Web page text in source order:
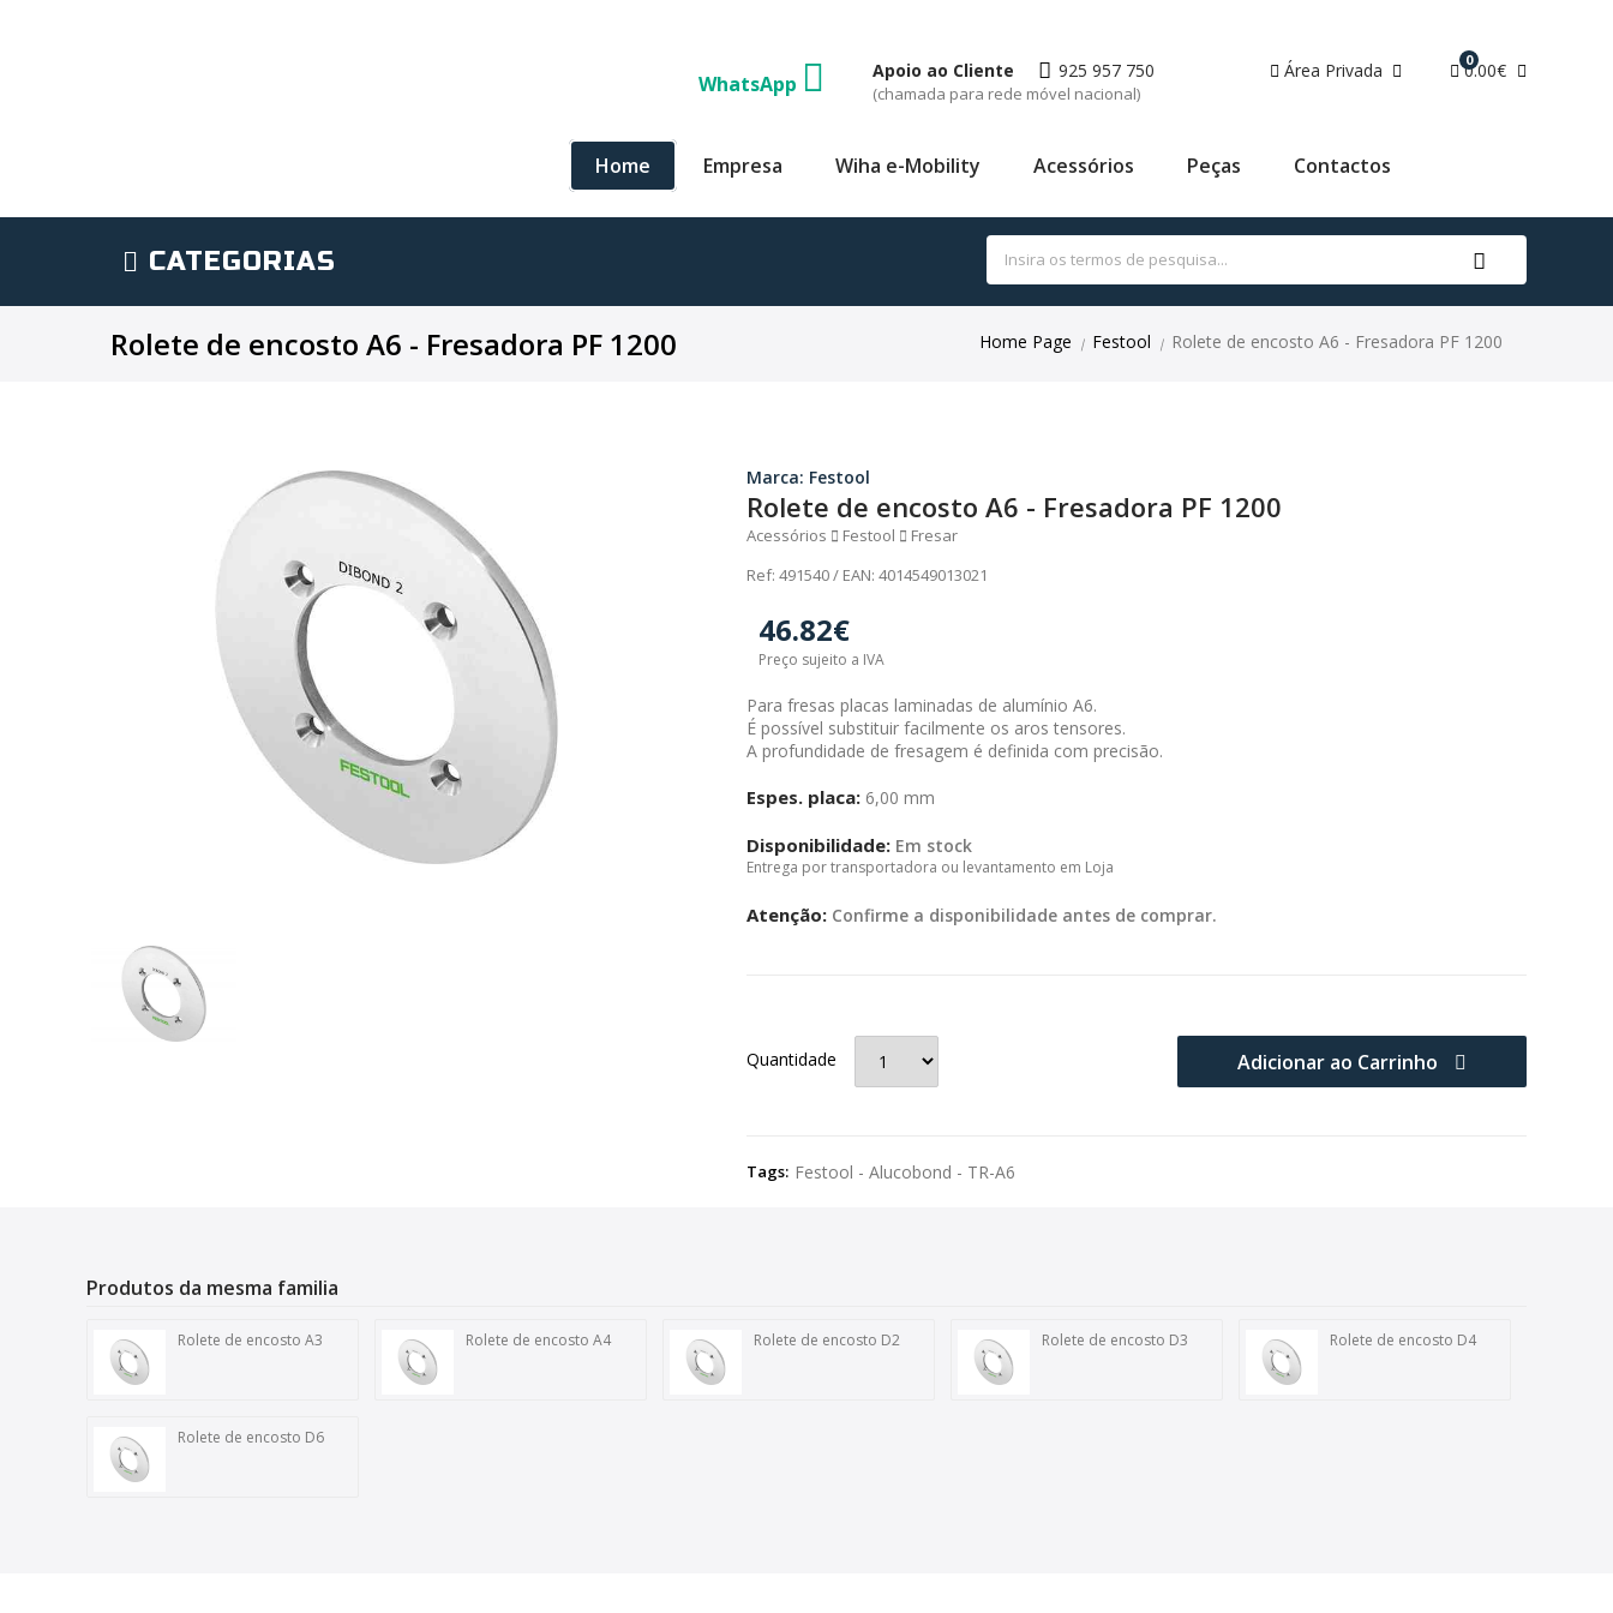
WhatsApp
Apoio ao Cliente 925 957 750
(chamada para rede móvel nacional)
Área Privada 0
0.00€
Home Empresa Wiha e-Mobility Acessórios Peças Contactos
CATEGORIAS
Home Page | Festool | Rolete de encosto A6 - Fresadora PF 1200
Rolete de encosto A6 - Fresadora PF 1200
Marca: Festool
Rolete de encosto A6 - Fresadora PF 1200
Acessórios Festool
Fresar
Ref: 491540 / EAN: 4014549013021
46.82€
Preço sujeito a IVA
Para fresas placas laminadas de alumínio A6.
É possível substituir facilmente os aros tensores.
A profundidade de fresagem é definida com precisão.
Espes. placa: 6,00 mm
Disponibilidade: Em stock
Entrega por transportadora ou levantamento em Loja
Atenção: Confirme a disponibilidade antes de comprar.
Quantidade Adicionar ao Carrinho
Tags: Festool - Alucobond - TR-A6
Produtos da mesma familia
Rolete de encosto A3 Rolete de encosto A4 Rolete de encosto D2 Rolete de encosto D3 Rolete de encosto D4
Rolete de encosto D6